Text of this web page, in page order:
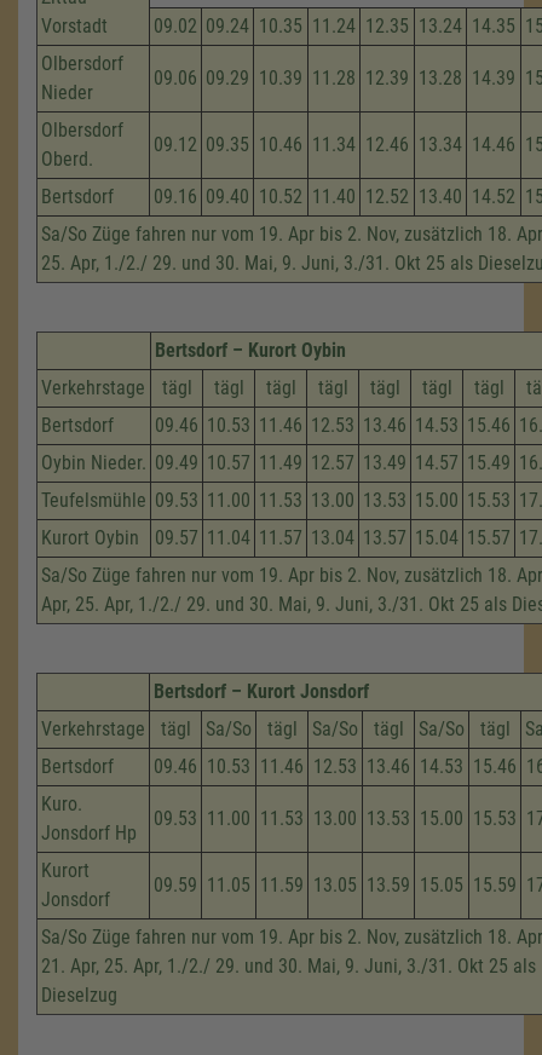
Vorstadt
09.02 09.24 10.35 11.24 12.35 13.24 14.35
Olbersdorf
Nieder
09.06 09.29 10.39 11.28 12.39 13.28 14.39
Olbersdorf
Oberd.
09.12 09.35 10.46 11.34 12.46 13.34 14.46
Bertsdorf 09.16 09.40 10.52 11.40 12.52 13.40 14.52
Sa/So Züge fahren nur vom 19. Apr bis 2. Nov, zusätzlich 18.
25. Apr, 1./2./ 29. und 30. Mai, 9. Juni, 3./31. Okt 25 als
Bertsdorf – Kurort Oybin
Verkehrstage
tägl tägl tägl tägl tägl tägl tägl
Bertsdorf
09.46 10.53 11.46 12.53 13.46 14.53 15.46
Oybin Nieder. 09.49 10.57 11.49 12.57 13.49 14.57 15.49
Teufelsmühle 09.53 11.00 11.53 13.00 13.53 15.00 15.53
Kurort Oybin
09.57 11.04 11.57 13.04 13.57 15.04 15.57
Sa/So Züge fahren nur vom 19. Apr bis 2. Nov, zusätzlich 18.
Apr, 25. Apr, 1./2./ 29. und 30. Mai, 9. Juni, 3./31. Okt 25 als
Bertsdorf – Kurort Jonsdorf
Verkehrstage
tägl Sa/So tägl Sa/So tägl Sa/So tägl
Bertsdorf
09.46 10.53 11.46 12.53 13.46 14.53 15.46
Kuro.
Jonsdorf Hp
09.53 11.00 11.53 13.00 13.53 15.00 15.53
Kurort
Jonsdorf
09.59 11.05 11.59 13.05 13.59 15.05 15.59
Sa/So Züge fahren nur vom 19. Apr bis 2. Nov, zusätzlich 18.
21. Apr, 25. Apr, 1./2./ 29. und 30. Mai, 9. Juni, 3./31. Okt 25 als
Dieselzug